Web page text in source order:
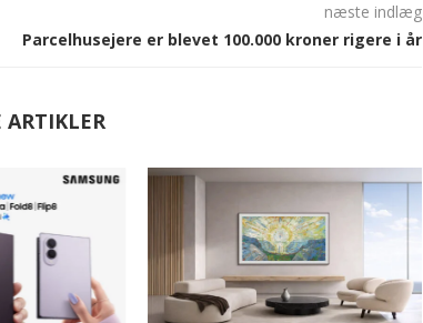
næste indlæg
Parcelhusejere er blevet 100.000 kroner rigere i år
ARTIKLER